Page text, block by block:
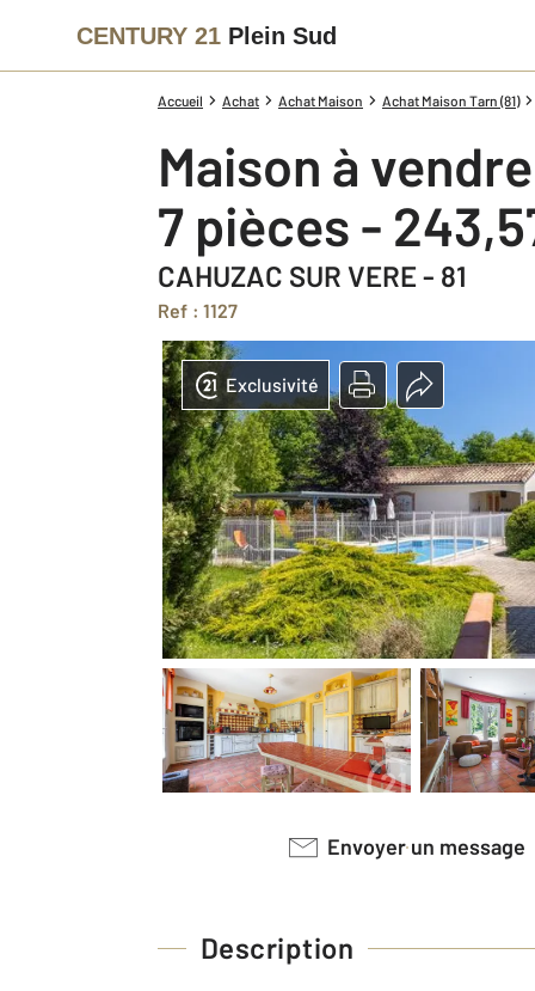
CENTURY 21 Plein Sud
Accueil Achat Achat Maison Achat Maison Tarn (81)
Maison à vendre
7 pièces -
CAHUZAC SUR VERE - 81
Ref : 1127
Exclusivité
Envoyer un message
Description